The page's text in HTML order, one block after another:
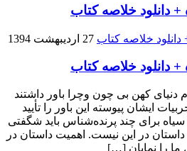
دانلود خلاصه کتاب
27 اردیبهشت 1394
دانلود خلاصه کتاب
دنیاى کهن بی چون وچرا باور داشتند
ایشان پیوسته این باور را تأیید
براى چند پرنده‌شناس باید شگفتى
داستان در این نیست. اهمیت داستان در
را نمایان […]